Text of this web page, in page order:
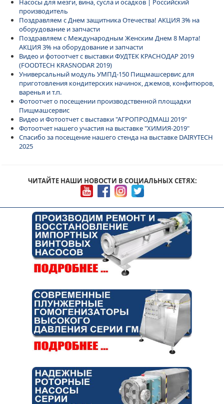
Насосы для мезги, вина, сусла и осадков | Российский
производитель
Поздравляем с Днем защитника Отечества! АКЦИЯ 3% на
оборудование и запчасти
Поздравляем с Международным Женским Днем 8 Марта!
АКЦИЯ 3% на оборудование и запчасти
Видео и фотоотчет с выставки ФУДТЕК КРАСНОДАР 2019
(FOODTECH KRASNODAR 2019)
Универсальный модуль УМПД-150 Пищмашсервис для
приготовления кондитерских начинок, джемов, конфитюров,
варенья и т.п.
Фотоотчет о посещении производственной площадки
Пищмашсервис
Видео и Фотоотчет с выставки "АГРОПРОДМАШ 2019"
Фотоотчет нашего участия на выставке "ХИМИЯ-2019"
Спасибо за посещение нашего стенда на выставке DAIRYTECH
2025
ЧИТАЙТЕ НАШИ НОВОСТИ В СОЦИАЛЬНЫХ СЕТЯХ: